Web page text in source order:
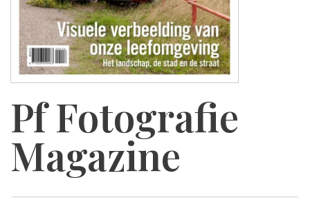
Pf Fotografie
Magazine